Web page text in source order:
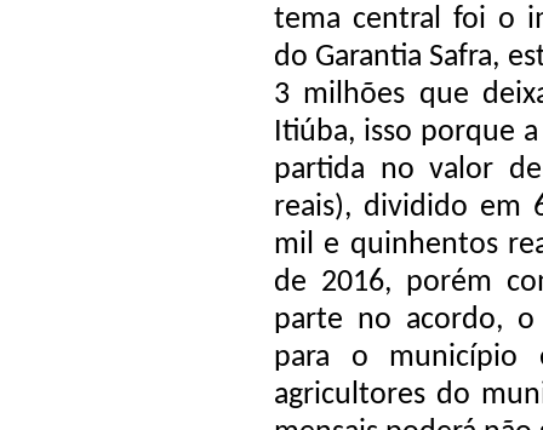
tema central foi o
do Garantia Safra,
3 milhões que
Itiúba, isso porque
partida no valor
reais), dividido em
mil e quinhentos
de 2016, porém
parte no acordo, o
para o
agricultores do